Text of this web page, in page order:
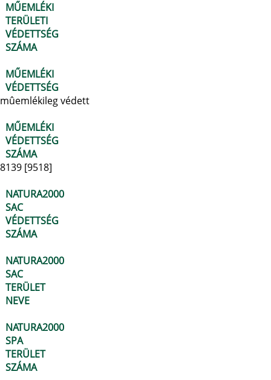
MŰEMLÉKI
TERÜLETI
VÉDETTSÉG
SZÁMA
MŰEMLÉKI
VÉDETTSÉG
mûemlékileg védett
MŰEMLÉKI
VÉDETTSÉG
SZÁMA
8139 [9518]
NATURA2000
SAC
VÉDETTSÉG
SZÁMA
NATURA2000
SAC
TERÜLET
NEVE
NATURA2000
SPA
TERÜLET
SZÁMA